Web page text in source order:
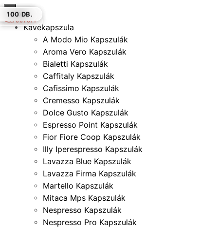
×
Kávékapszula
A Modo Mio Kapszulák
Aroma Vero Kapszulák
Bialetti Kapszulák
Caffitaly Kapszulák
Cafissimo Kapszulák
Cremesso Kapszulák
Dolce Gusto Kapszulák
Espresso Point Kapszulák
Fior Fiore Coop Kapszulák
Illy Iperespresso Kapszulák
Lavazza Blue Kapszulák
Lavazza Firma Kapszulák
Martello Kapszulák
Mitaca Mps Kapszulák
Nespresso Kapszulák
Nespresso Pro Kapszulák
50 DB.
16 DB.
ELFOGYOTT
16 DB.
ELFOGYOTT
100 DB.
100 DB.
16 DB.
100 DB.